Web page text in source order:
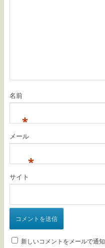
名前
*
メール
*
サイト
新しいコメントをメールで通知